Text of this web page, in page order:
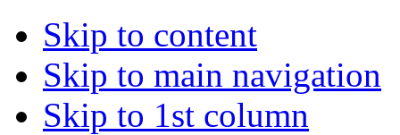
Skip to content
Skip to main navigation
Skip to 1st column